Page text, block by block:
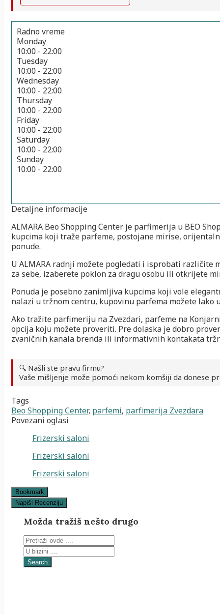
Radno vreme
Monday
10:00 - 22:00
Tuesday
10:00 - 22:00
Wednesday
10:00 - 22:00
Thursday
10:00 - 22:00
Friday
10:00 - 22:00
Saturday
10:00 - 22:00
Sunday
10:00 - 22:00
Detaljne informacije
ALMARA Beo Shopping Center je parfimerija u BEO
kupcima koji traže parfeme, postojane mirise,
ponude.
U ALMARA radnji možete pogledati i isprobati različite
za sebe, izaberete poklon za dragu osobu ili otkrijete
Ponuda je posebno zanimljiva kupcima koji vole
nalazi u tržnom centru, kupovinu parfema možete lako
Ako tražite parfimeriju na Zvezdari, parfeme na
opcija koju možete proveriti. Pre dolaska je dobro
zvaničnih kanala brenda ili informativnih kontakata
🔍 Našli ste pravu firmu?
Vaše mišljenje može pomoći nekom komšiji da donese
Tags
Beo Shopping Center, parfemi, parfimerija Zvezdara
Povezani oglasi
Frizerski saloni
Frizerski saloni
Frizerski saloni
Bookmark
Napiši Recenziju
Možda tražiš nešto drugo
Search